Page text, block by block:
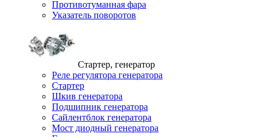
Противотуманная фара
Указатель поворотов
Стартер, генератор
Реле регулятора генератора
Стартер
Шкив генератора
Подшипник генератора
Сайлентблок генератора
Мост диодный генератора